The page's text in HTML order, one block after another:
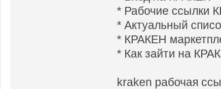
* Рабочие ссылки
* Актуальный
* КРАКЕН
* Как зайти на
kraken рабочая